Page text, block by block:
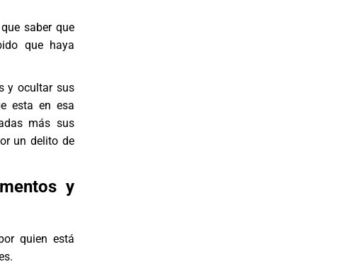
saber que
que haya
y ocultar sus
esta en esa
más sus
un delito de
y
quien está